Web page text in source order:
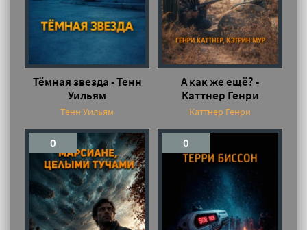
Тёмная звезда - Тенн
Уильям
Тенн Уильям
А как же ещё? -
Каттнер Генри
Каттнер Генри
0 0